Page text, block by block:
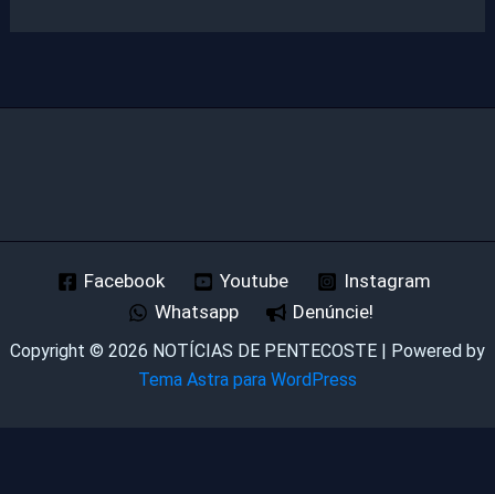
Facebook Youtube
Instagram
Whatsapp
Denúncie!
Copyright © 2026 NOTÍCIAS DE PENTECOSTE | Powered by
Tema Astra para WordPress